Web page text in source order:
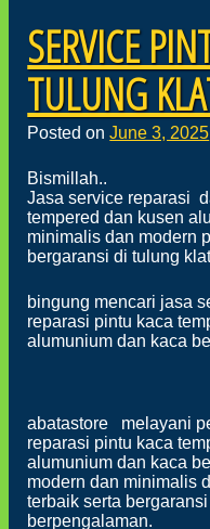
Post navigation
SERVICE
TULUNG
Posted onJune 3, 2025
Bismillah..
Jasa service reparasi
tempered dan kusen
minimalis dan modern
bergaransi di tulung
bingung mencari jasa
reparasi pintu kaca
alumunium dan kaca
abatastore melayani
reparasi pintu kaca
alumunium dan kaca
modern dan minimalis
terbaik serta
berpengalaman.